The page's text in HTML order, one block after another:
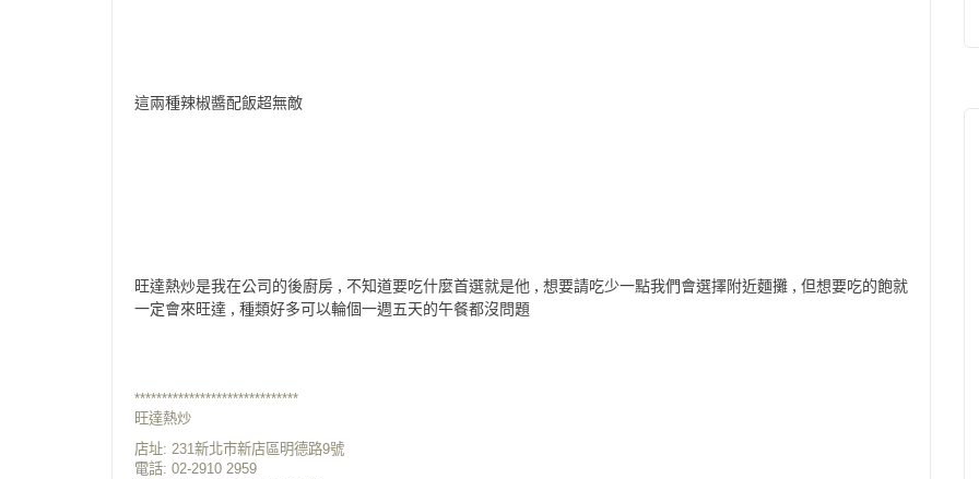
這兩種辣椒醬配飯超無敵
旺達熱炒是我在公司的後廚房 , 不知道要吃什麼首選就是他 , 想要請吃少一點我們會選擇附近麵攤 , 但想要吃的飽就
一定會來旺達 , 種類好多可以輪個一週五天的午餐都沒問題
******************************
旺達熱炒
店址: 231新北市新店區明德路9號
電話: 02-2910 2959